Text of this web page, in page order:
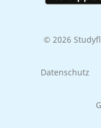
© 2026
Datenschutz